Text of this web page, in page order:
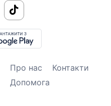
Про нас
Контакти
Допомога